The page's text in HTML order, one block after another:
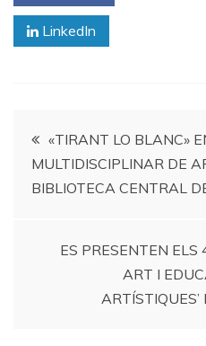
LinkedIn
Navegación
de
«TIRANT LO BLANC»
MULTIDISCIPLINAR DE
BIBLIOTECA CENTRAL
ES PRESENTEN ELS
ART I